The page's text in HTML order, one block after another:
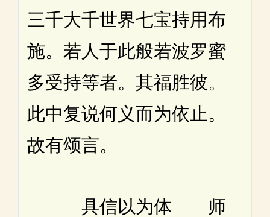
三千大千世界七宝持用布
施。若人于此般若波罗蜜
多受持等者。其福胜彼。
此中复说何义而为依止。
故有颂言。
具信以为体 师